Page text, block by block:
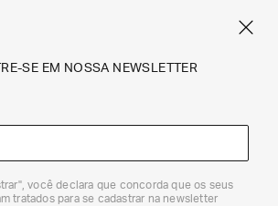
SE EM NOSSA NEWSLETTER
você declara que concorda que os seus
tratados para se cadastrar na newsletter